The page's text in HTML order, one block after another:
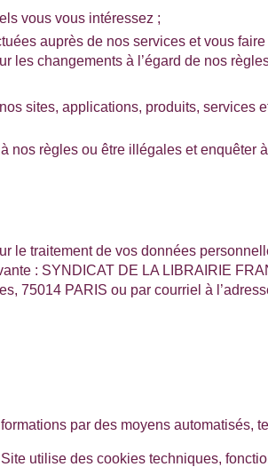
vous vous intéressez ;
auprès de nos services et vous
les changements à l’égard de nos
sites, applications, produits, services
nos règles ou être illégales et enquêter
le traitement de vos données
: SYNDICAT DE LA LIBRAIRIE
75014 PARIS ou par courriel à
par des moyens automatisés,
utilise des cookies techniques,